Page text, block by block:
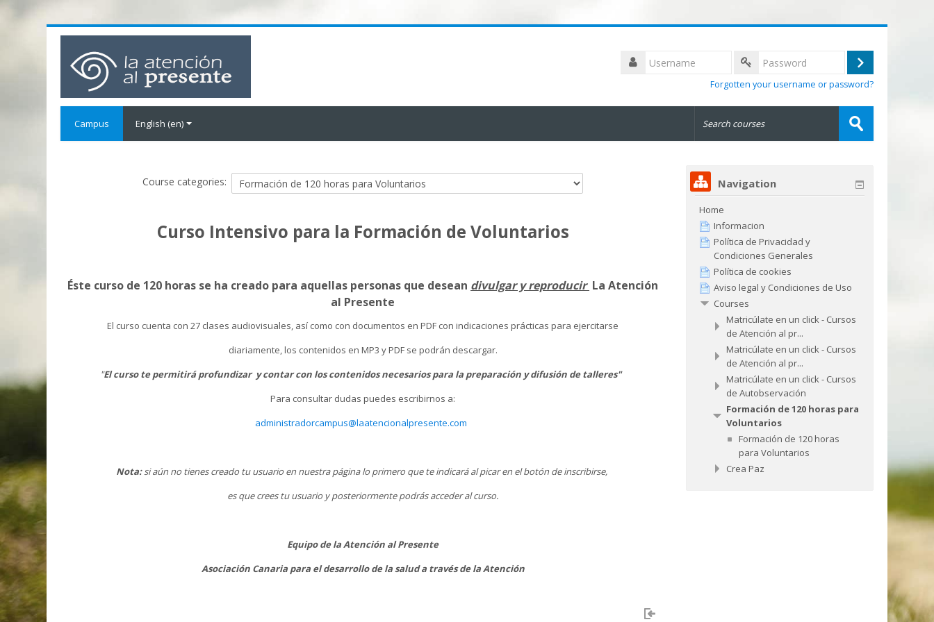
Username
Log
Forgotten your username or password?
Campus English ‎(en)‎
courses
Submit
Course categories:
Curso Intensivo para la Formación de Voluntarios
Éste curso de 120 horas se ha creado para aquellas personas que desean divulgar y reproducir La Atención
al Presente
El curso cuenta con 27 clases audiovisuales, así como con documentos en PDF con indicaciones prácticas para ejercitarse
diariamente, los contenidos en MP3 y PDF se podrán descargar.
"El curso te permitirá profundizar y contar con los contenidos necesarios para la preparación y difusión de talleres"
Para consultar dudas puedes escribirnos a:
administradorcampus@laatencionalpresente.com
Nota:si aún no tienes creado tu usuario en nuestra página lo primero que te indicará al picar en el botón de inscribirse,
es que crees tu usuario y posteriormente podrás acceder al curso.
Equipo de la Atención al Presente
Asociación Canaria para el desarrollo de la salud a través de la Atención
Navigation
Home
Informacion
Política de Privacidad y
Condiciones Generales
Política de cookies
Aviso legal y Condiciones de Uso
Courses
Matricúlate en un click - Cursos
de Atención al pr...
Matricúlate en un click - Cursos
de Atención al pr...
Matricúlate en un click - Cursos
de Autobservación
Formación de 120 horas para
Voluntarios
Formación de 120 horas
para Voluntarios
Crea Paz